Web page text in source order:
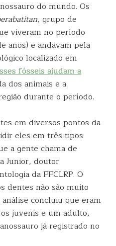
do mundo. Os
grupo de
viveram no período
anos) e andavam pela
localizado em
fósseis ajudam a
dos animais e a
durante o período.
em diversos pontos da
eles em três tipos
a gente chama de
Junior, doutor
da FFCLRP. O
dentes não são muito
concluiu que eram
juvenis e um adulto,
já registrado no